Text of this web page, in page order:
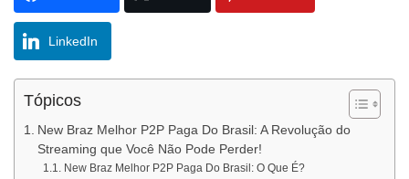
LinkedIn
Tópicos
New Braz Melhor P2P Paga Do Brasil: A Revolução do
Streaming que Você Não Pode Perder!
New Braz Melhor P2P Paga Do Brasil: O Que É?